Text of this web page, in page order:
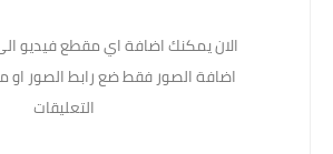
الان يمكنك اضافة اي مقطع فيديو
اضافة الصور فقط ضع رابط الصور
التعليقات